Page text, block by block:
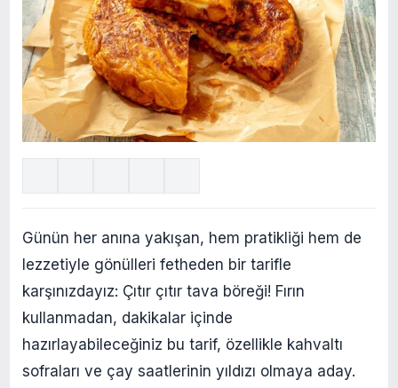
Günün her anına yakışan, hem pratikliği hem de
lezzetiyle gönülleri fetheden bir tarifle
karşınızdayız: Çıtır çıtır tava böreği! Fırın
kullanmadan, dakikalar içinde
hazırlayabileceğiniz bu tarif, özellikle kahvaltı
sofraları ve çay saatlerinin yıldızı olmaya aday.